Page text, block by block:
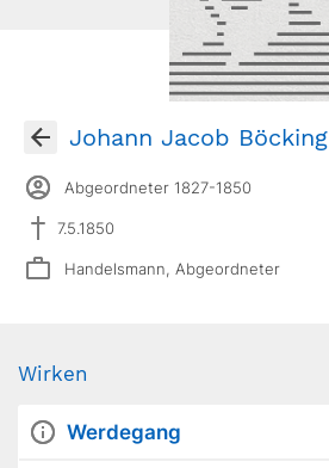
Johann Jacob Böcking
Abgeordneter 1827-1850
7.5.1850
Handelsmann, Abgeordneter
Wirken
Werdegang